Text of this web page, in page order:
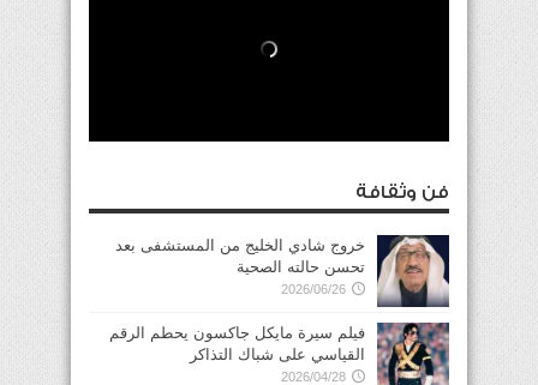
فن وثقافة
خروج شادي الخليج من المستشفى بعد
تحسن حالته الصحية
2026/06/26
فيلم سيرة مايكل جاكسون يحطم الرقم
القياسي على شباك التذاكر
2026/04/28